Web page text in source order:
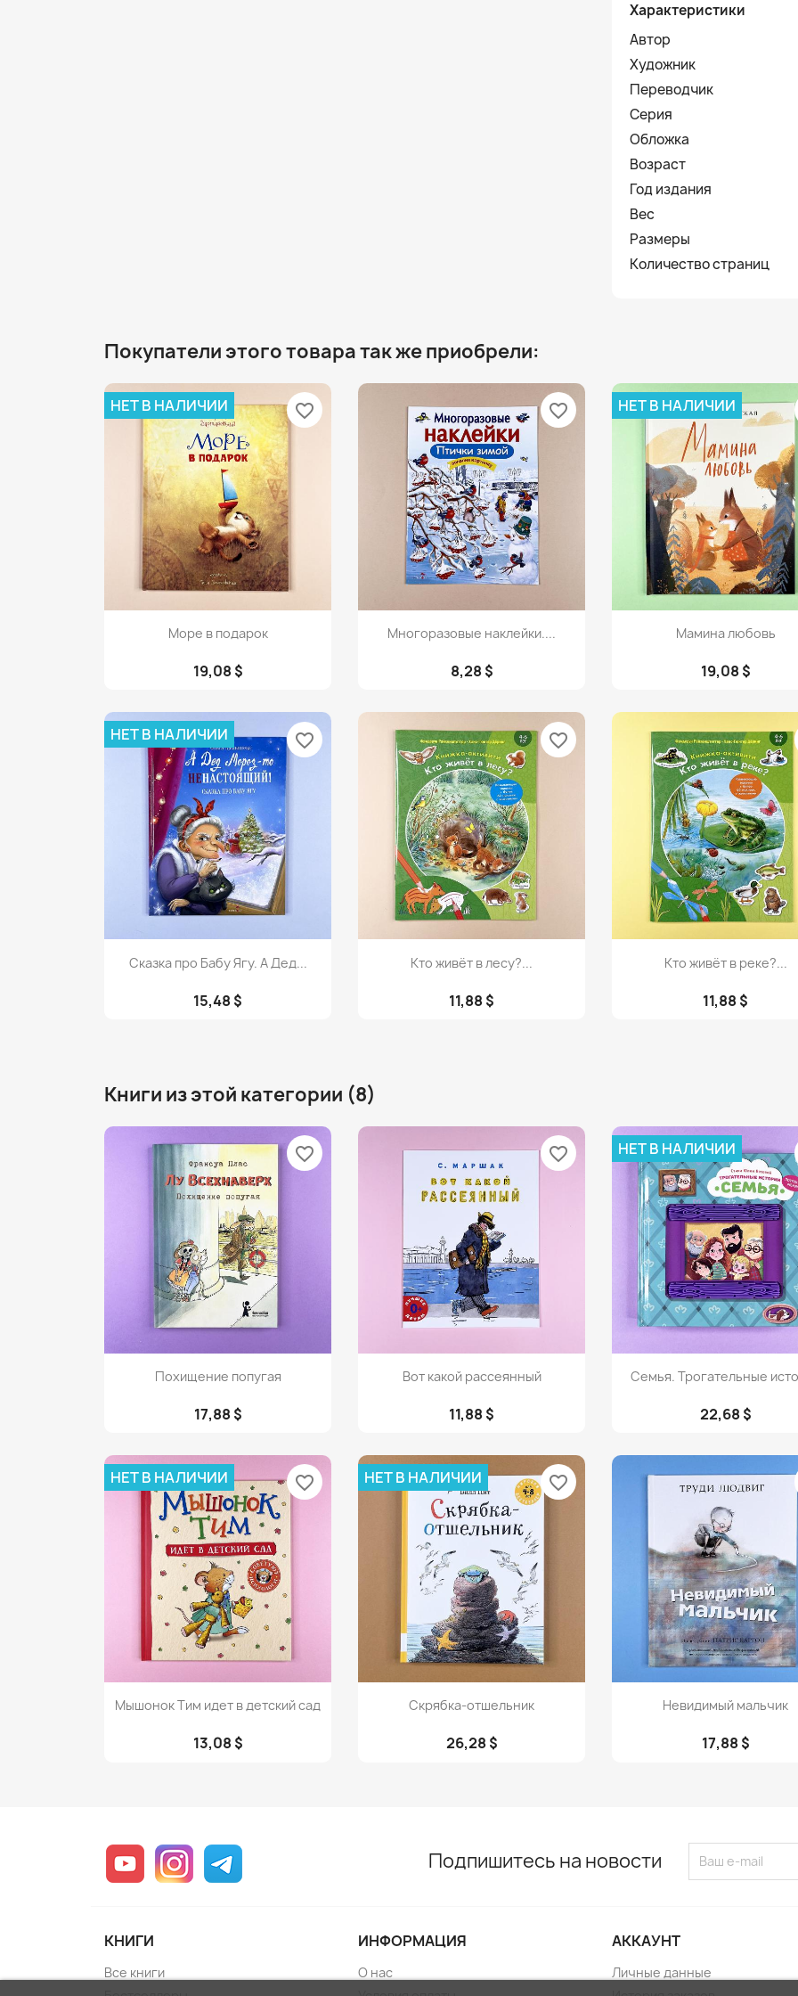
Характеристики
Автор
Художник
Переводчик
Серия
Обложка
Возраст
Год издания
Вес
Размеры
Количество страниц
Покупатели этого товара так же приобрели:
Просмотр
Море в подарок
19,08 $
НЕТ В НАЛИЧИИ favorite_border
Просмотр
Многоразовые наклейки....
8,28 $
favorite_border
Просмотр
Мамина любовь
19,08 $
НЕТ В НАЛИЧИИ
Просмотр
Сказка про Бабу Ягу. А Дед...
15,48 $
НЕТ В НАЛИЧИИ favorite_border
Просмотр
Кто живёт в лесу?...
11,88 $
favorite_border
Просмотр
Кто живёт в реке?...
11,88 $
Книги из этой категории (8)
Просмотр
Похищение попугая
17,88 $
favorite_border
Просмотр
Вот какой рассеянный
11,88 $
favorite_border
Просмотр
Семья. Трогательные
22,68 $
НЕТ В НАЛИЧИИ
Просмотр
Мышонок Тим идет в детский сад
13,08 $
НЕТ В НАЛИЧИИ favorite_border
Просмотр
Скрябка-отшельник
26,28 $
НЕТ В НАЛИЧИИ favorite_border
Просмотр
Невидимый мальчик
17,88 $
YouTube Instagram Подпишитесь на новости
КНИГИ
Все книги
ИНФОРМАЦИЯ
О нас
АККАУНТ
Личные данные